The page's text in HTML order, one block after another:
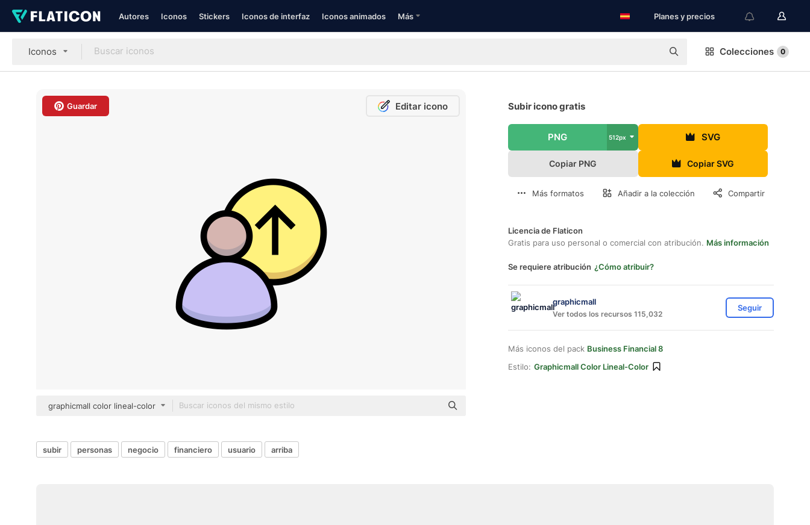
Autores Iconos Stickers Iconos de interfaz Iconos animados Más Planes y precios
Iconos Colecciones 0
Guardar Editar icono
graphicmall color lineal-color
Subir icono gratis
PNG 512px SVG
Copiar PNG Copiar SVG
Más formatos Añadir a la colección Compartir
Licencia de Flaticon
Gratis para uso personal o comercial con atribución. Más información
Se requiere atribución ¿Cómo atribuir?
graphicmall
Ver todos los recursos 115,032
Seguir
Más iconos del pack Business Financial 8
Estilo: Graphicmall Color Lineal-Color
subir personas negocio financiero usuario arriba